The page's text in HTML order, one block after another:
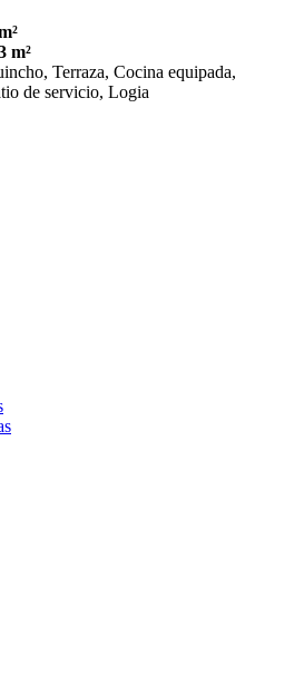
m²
Terraza, Cocina equipada,
de servicio, Logia